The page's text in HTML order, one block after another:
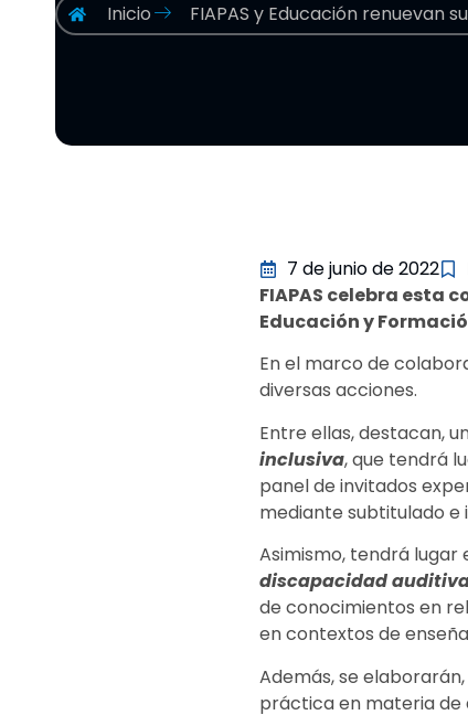
Inicio FIAPAS y Educación renuevan
7 de junio de 2022
FIAPAS celebra esta
Educación y
En el marco de
diversas acciones.
Entre ellas, destacan,
inclusiva, que tendrá
panel de invitados
mediante subtitulado e
Asimismo, tendrá lugar
discapacidad
de conocimientos en
en contextos de
Además, se
práctica en materia de